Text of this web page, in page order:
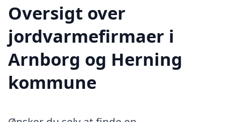
Oversigt over
jordvarmefirmaer i
Arnborg og Herning
kommune